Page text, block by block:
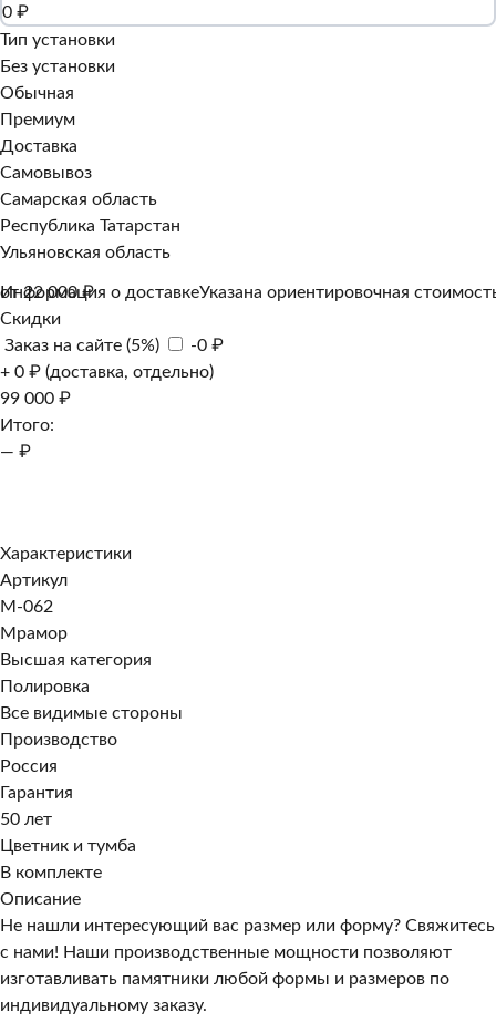
0 ₽
Тип установки
Без установки
Обычная
Премиум
Доставка
Самовывоз
Самарская область
Республика Татарстан
Ульяновская область
Информация о доставкеУказана ориентировочная
от 22 000 ₽
Скидки
Заказ на сайте (5%)
-0 ₽
+ 0 ₽ (доставка, отдельно)
99 000 ₽
Итого:
— ₽
Характеристики
Артикул
M-062
Мрамор
Высшая категория
Полировка
Все видимые стороны
Производство
Россия
Гарантия
50 лет
Цветник и тумба
В комплекте
Описание
Не нашли интересующий вас размер или форму? Свяжитесь
с нами! Наши производственные мощности позволяют
изготавливать памятники любой формы и размеров по
индивидуальному заказу.